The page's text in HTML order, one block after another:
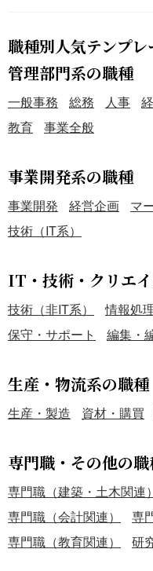
職種別人気テンプ
管理部門系の職種
一般事務 総務 人事
教育
事業全般
事業開発系の職種
事業開発 経営企画 マ
技術（IT系）
IT・技術・クリエ
技術（非IT系）
情報処
保守・サポート
編集・
生産・物流系の職種
生産・製造 資材・購買
専門職・その他の
専門職（建築・土木関連）
専門職（会計関連）
専
専門職（教育関連）
研